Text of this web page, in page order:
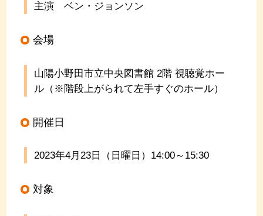
主演 ベン・ジョンソン
会場
山陽小野田市立中央図書館 2階 視聴覚ホー
ル（※階段上がられて左手すぐのホール）
開催日
2023年4月23 日（日曜日）14:00～15:30
対象